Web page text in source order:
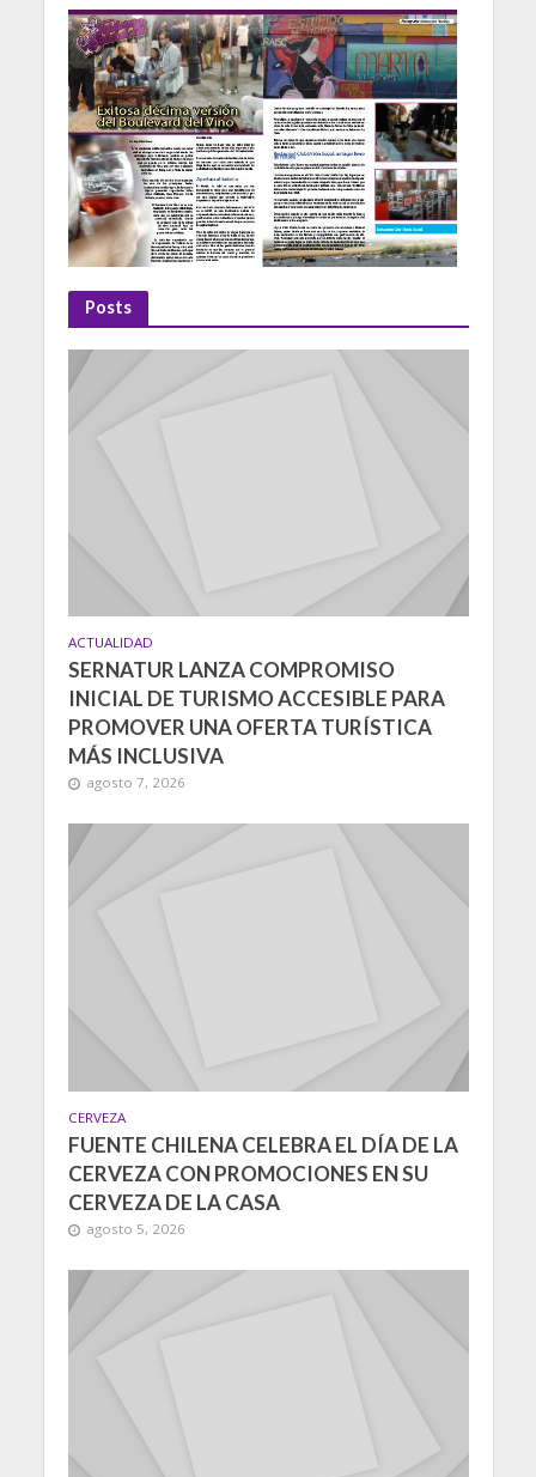
Posts
ACTUALIDAD
SERNATUR LANZA COMPROMISO
INICIAL DE TURISMO ACCESIBLE PARA
PROMOVER UNA OFERTA TURÍSTICA
MÁS INCLUSIVA
agosto 7, 2026
CERVEZA
FUENTE CHILENA CELEBRA EL DÍA DE LA
CERVEZA CON PROMOCIONES EN SU
CERVEZA DE LA CASA
agosto 5, 2026